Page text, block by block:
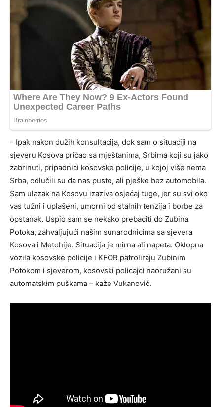
– Ipak nakon dužih konsultacija, dok sam o situaciji na
sjeveru Kosova pričao sa mještanima, Srbima koji su jako
zabrinuti, pripadnici kosovske policije, u kojoj više nema
Srba, odlučili su da nas puste, ali pješke bez automobila.
Sam ulazak na Kosovu izaziva osjećaj tuge, jer su svi oko
vas tužni i uplašeni, umorni od stalnih tenzija i borbe za
opstanak. Uspio sam se nekako prebaciti do Zubina
Potoka, zahvaljujući našim sunarodnicima sa sjevera
Kosova i Metohije. Situacija je mirna ali napeta. Oklopna
vozila kosovske policije i KFOR patroliraju Zubinim
Potokom i sjeverom, kosovski policajci naoružani su
automatskim puškama – kaže Vukanović.